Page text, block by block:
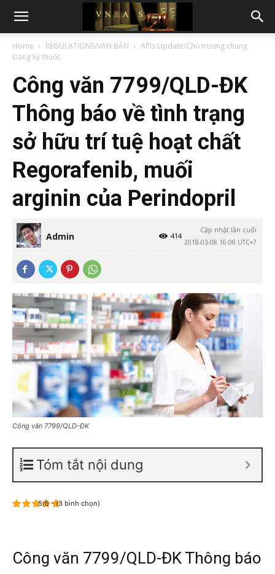
Home REGULATIONS/VĂN BẢN
APIs Update/Chủ trương chung
Đăng ký thuốc
Công văn 7799/QLD-ĐK
Thông báo về tình trạng
sở hữu trí tuệ hoạt chất
Regorafenib, muối
arginin của Perindopril
Admin
Cập nhật lần cuối
2018-03-08 16:06 UTC+7
414
Công văn 7799/QLD-ĐK
Tóm tắt nội dung
5/5 - (3 bình chọn)
Công văn 7799/QLD-ĐK Thông báo